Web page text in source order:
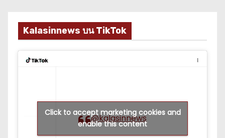
Kalasinnews บน TikTok
@kalasinnews
Click to accept marketing cookies and
enable this content